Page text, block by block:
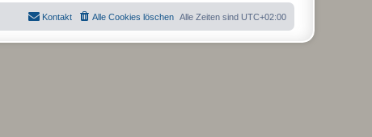
Alle Zeiten sind UTC+02:00
Alle Cookies löschen
Kontakt